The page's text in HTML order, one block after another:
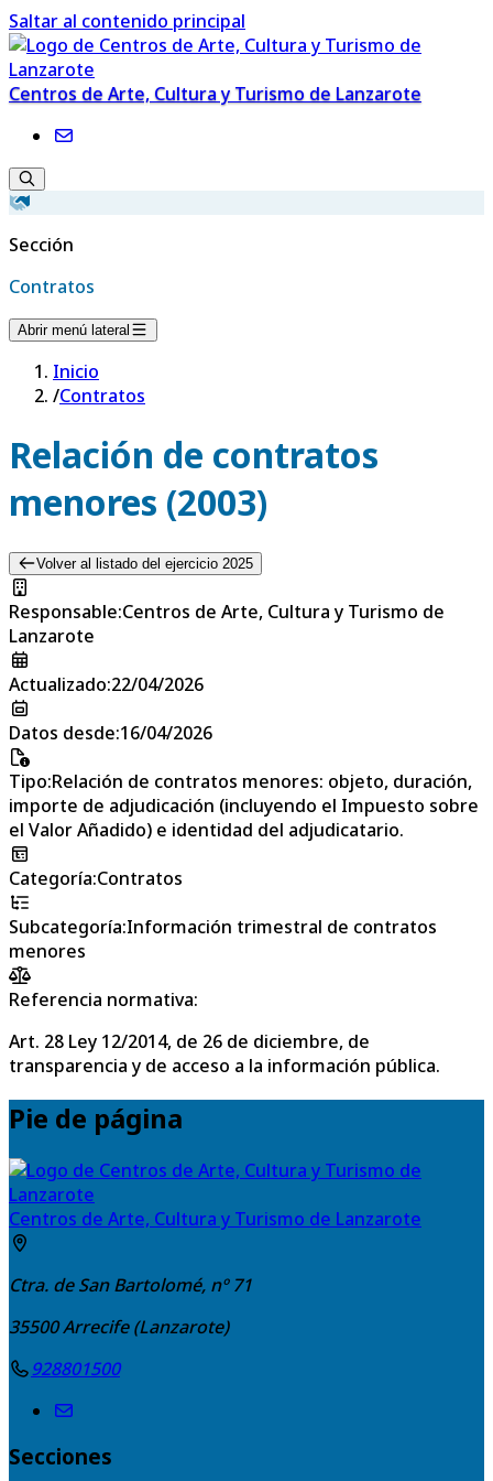
Saltar al contenido principal
Centros de Arte, Cultura y Turismo de Lanzarote
Sección
Contratos
Abrir menú lateral
Inicio
/Contratos
Relación de contratos
menores (2003)
Volver al listado del ejercicio 2025
Responsable:Centros de Arte, Cultura y Turismo de
Lanzarote
Actualizado:22/04/2026
Datos desde:16/04/2026
Tipo:Relación de contratos menores: objeto, duración,
importe de adjudicación (incluyendo el Impuesto sobre
el Valor Añadido) e identidad del adjudicatario.
Categoría:Contratos
Subcategoría:Información trimestral de contratos
menores
Referencia normativa:
Art. 28 Ley 12/2014, de 26 de diciembre, de
transparencia y de acceso a la información pública.
Pie de página
Centros de Arte, Cultura y Turismo de Lanzarote
Ctra. de San Bartolomé, nº 71
35500Arrecife (Lanzarote)
928801500
Secciones